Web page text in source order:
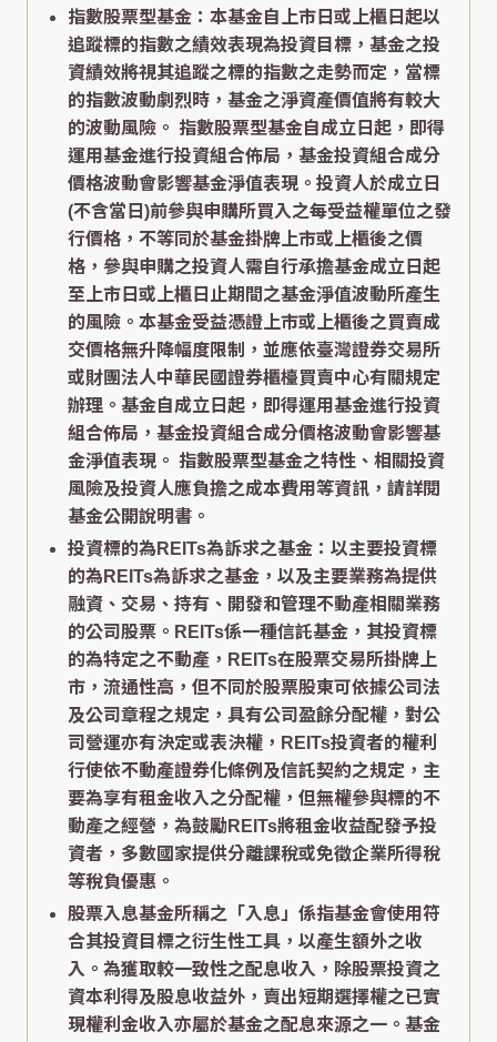
指數股票型基金：本基金自上市日或上櫃日起以
追蹤標的指數之績效表現為投資目標，基金之投
資績效將視其追蹤之標的指數之走勢而定，當標
的指數波動劇烈時，基金之淨資產價值將有較大
的波動風險。 指數股票型基金自成立日起，即得
運用基金進行投資組合佈局，基金投資組合成分
價格波動會影響基金淨值表現。投資人於成立日
(不含當日)前參與申購所買入之每受益權單位之發
行價格，不等同於基金掛牌上市或上櫃後之價
格，參與申購之投資人需自行承擔基金成立日起
至上市日或上櫃日止期間之基金淨值波動所產生
的風險。本基金受益憑證上市或上櫃後之買賣成
交價格無升降幅度限制，並應依臺灣證券交易所
或財團法人中華民國證券櫃檯買賣中心有關規定
辦理。基金自成立日起，即得運用基金進行投資
組合佈局，基金投資組合成分價格波動會影響基
金淨值表現。 指數股票型基金之特性、相關投資
風險及投資人應負擔之成本費用等資訊，請詳閱
基金公開說明書。
投資標的為REITs為訴求之基金：以主要投資標
的為REITs為訴求之基金，以及主要業務為提供
融資、交易、持有、開發和管理不動產相關業務
的公司股票。REITs係一種信託基金，其投資標
的為特定之不動產，REITs在股票交易所掛牌上
市，流通性高，但不同於股票股東可依據公司法
及公司章程之規定，具有公司盈餘分配權，對公
司營運亦有決定或表決權，REITs投資者的權利
行使依不動產證券化條例及信託契約之規定，主
要為享有租金收入之分配權，但無權參與標的不
動產之經營，為鼓勵REITs將租金收益配發予投
資者，多數國家提供分離課稅或免徵企業所得稅
等稅負優惠。
股票入息基金所稱之「入息」係指基金會使用符
合其投資目標之衍生性工具，以產生額外之收
入。為獲取較一致性之配息收入，除股票投資之
資本利得及股息收益外，賣出短期選擇權之已實
現權利金收入亦屬於基金之配息來源之一。基金